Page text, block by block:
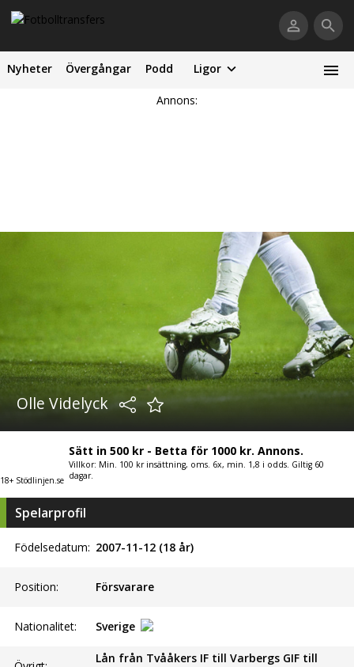
Nyheter Övergångar Podd Ligor
Annons:
Olle Videlyck
18+ Stödlinjen.se
Sätt in 500 kr - Betta för 1000 kr. Annons.
Villkor: Min. 100 kr insättning, oms. 6x, min. 1,8 i odds. Giltig 60
dagar.
Spelarprofil
Födelsedatum: 2007-11-12 (18 år)
Position: Försvarare
Nationalitet: Sverige
Lån från Tvååkers IF till Varbergs GIF till